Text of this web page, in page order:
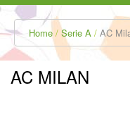
Home Serie A AC
AC MILAN